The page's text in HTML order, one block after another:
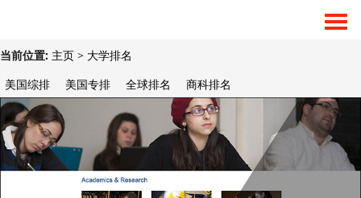
当前位置: 主页 > 大学排名
美国综排
美国专排 全球排名 商科排名